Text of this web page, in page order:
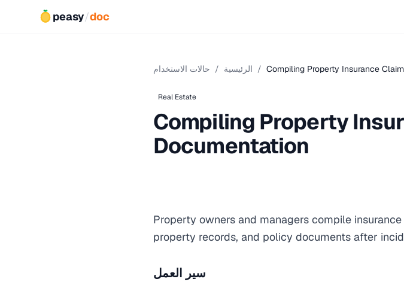
peasy/doc
الرئيسية / حالات الاستخدام / Compiling Property Insurance
Real Estate
Compiling Property
Documentation
Property owners and managers compile
property records, and policy documents after
سير العمل